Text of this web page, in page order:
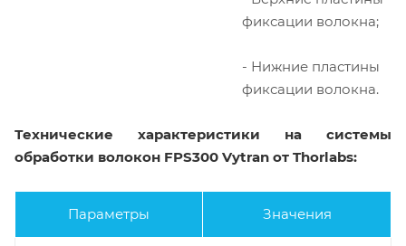
фиксации волокна;
- Нижние пластины
фиксации волокна.
Технические характеристики на системы
обработки волокон FPS300 Vytran от Thorlabs:
Параметры Значения